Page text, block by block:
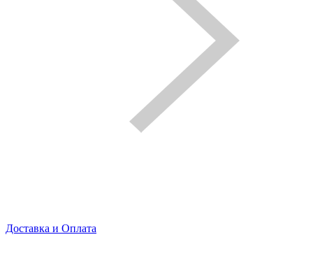
Доставка и Оплата